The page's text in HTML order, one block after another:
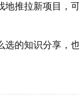
推拉新项目，
的知识分享，